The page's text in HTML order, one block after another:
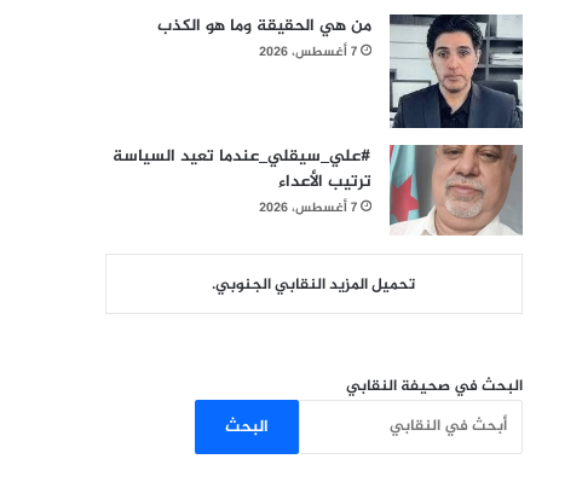
من هي الحقيقة وما هو الكذب
7 أغسطس، 2026
#علي_سيقلي_عندما تعيد السياسة
ترتيب الأعداء
7 أغسطس، 2026
تحميل المزيد النقابي الجنوبي.
البحث في صحيفة النقابي
البحث